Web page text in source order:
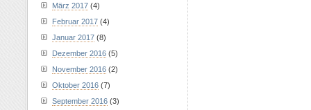
März 2017 (4)
Februar 2017 (4)
Januar 2017 (8)
Dezember 2016 (5)
November 2016 (2)
Oktober 2016 (7)
September 2016 (3)